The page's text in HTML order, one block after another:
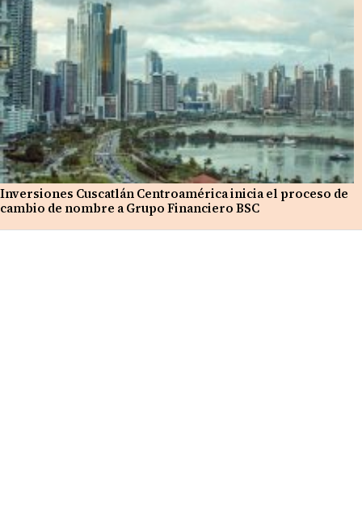
Inversiones Cuscatlán Centroamérica inicia el proceso de
cambio de nombre a Grupo Financiero BSC